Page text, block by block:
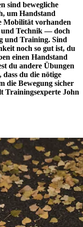
sind bewegliche
um Handstand
Mobilität vorhanden
und Technik — doch
und Training. Sind
noch so gut ist, du
einen Handstand
du andere Übungen
du die nötige
die Bewegung sicher
Trainingsexperte John